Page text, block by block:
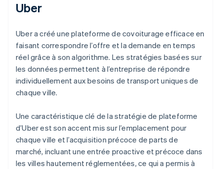
Uber
Uber a créé une plateforme de covoiturage efficace en
faisant correspondre l’offre et la demande en temps
réel grâce à son algorithme. Les stratégies basées sur
les données permettent à l’entreprise de répondre
individuellement aux besoins de transport uniques de
chaque ville.
Une caractéristique clé de la stratégie de plateforme
d’Uber est son accent mis sur l’emplacement pour
chaque ville et l’acquisition précoce de parts de
marché, incluant une entrée proactive et précoce dans
les villes hautement réglementées, ce qui a permis à